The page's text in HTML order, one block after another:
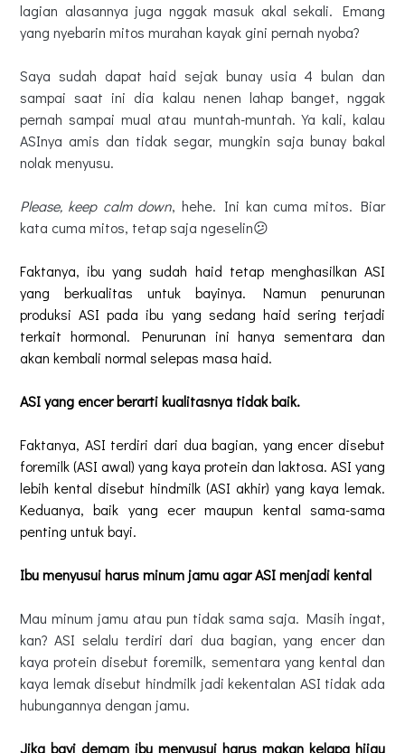
lagian alasannya juga nggak masuk akal sekali. Emang
yang nyebarin mitos murahan kayak gini pernah nyoba?
Saya sudah dapat haid sejak bunay usia 4 bulan dan
sampai saat ini dia kalau nenen lahap banget, nggak
pernah sampai mual atau muntah-muntah. Ya kali, kalau
ASInya amis dan tidak segar, mungkin saja bunay bakal
nolak menyusu.
Please, keep calm down, hehe. Ini kan cuma mitos. Biar
kata cuma mitos, tetap saja ngeselin😕
Faktanya, ibu yang sudah haid tetap menghasilkan ASI
yang berkualitas untuk bayinya. Namun penurunan
produksi ASI pada ibu yang sedang haid sering terjadi
terkait hormonal. Penurunan ini hanya sementara dan
akan kembali normal selepas masa haid.
ASI yang encer berarti kualitasnya tidak baik.
Faktanya, ASI terdiri dari dua bagian, yang encer disebut
foremilk (ASI awal) yang kaya protein dan laktosa. ASI yang
lebih kental disebut hindmilk (ASI akhir) yang kaya lemak.
Keduanya, baik yang ecer maupun kental sama-sama
penting untuk bayi.
Ibu menyusui harus minum jamu agar ASI menjadi kental
Mau minum jamu atau pun tidak sama saja. Masih ingat,
kan? ASI selalu terdiri dari dua bagian, yang encer dan
kaya protein disebut foremilk, sementara yang kental dan
kaya lemak disebut hindmilk jadi kekentalan ASI tidak ada
hubungannya dengan jamu.
Jika bayi demam ibu menyusui harus makan kelapa hijau